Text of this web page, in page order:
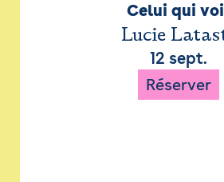
Celui qui
Lucie
12 sept.
Réserver